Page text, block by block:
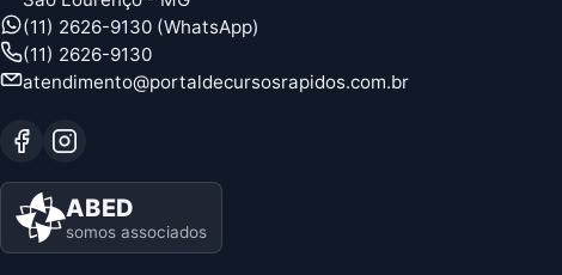
(11) 2626-9130 (WhatsApp)
(11) 2626-9130
atendimento@portaldecursosrapidos.com.br
ABED
somos associados